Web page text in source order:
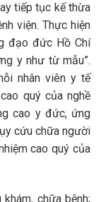
tiếp tục kế thừa
viện. Thực hiện
đạo đức Hồ Chí
y như từ mẫu”.
nhân viên y tế
quý của nghề
cao y đức, ứng
cứu chữa người
cao quý của
chữa bệnh;